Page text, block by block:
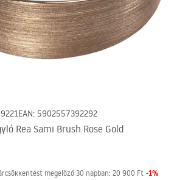
9221EAN: 5902557392292
Rea Sami Brush Rose Gold
megelőző 30 napban: 20 900 Ft -1%